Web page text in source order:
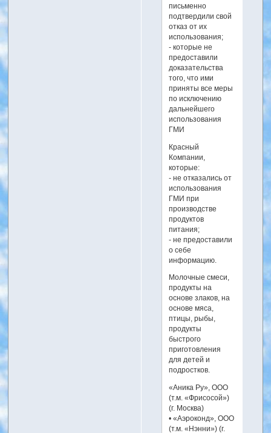
письменно
подтвердили свой
отказ от их
использования;
- которые не
предоставили
доказательства
того, что ими
приняты все меры
по исключению
дальнейшего
использования
ГМИ
Красный
Компании,
которые:
- не отказались от
использования
ГМИ при
производстве
продуктов
питания;
- не предоставили
о себе
информацию.
Молочные смеси,
продукты на
основе злаков, на
основе мяса,
птицы, рыбы,
продукты
быстрого
приготовления
для детей и
подростков.
«Аника Ру», ООО
(т.м. «Фрисосой»)
(г. Москва)
• «Аэроконд», ООО
(т.м. «Нэнни») (г.